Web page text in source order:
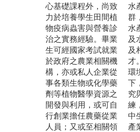
心基礎課程外，尚致
力於培養學生田間植
物疫病蟲害與營養診
治之實務經驗。畢業
生可經國家考試就業
於政府之農業相關機
構，亦或私人企業從
事各類生物或化學藥
劑等植物醫學資源之
開發與利用，或可自
行創業擔任農藥從業
人員；又或至相關領
水
群
水
及
及
才
環
下
究
練
中
產